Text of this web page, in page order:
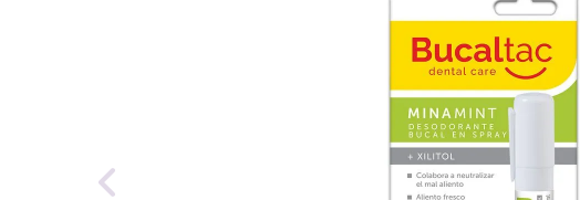
agua micelar
corrector
máscara pestañas
retinol
roche posay